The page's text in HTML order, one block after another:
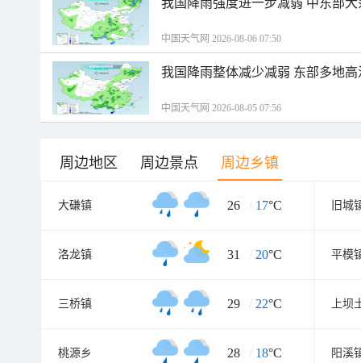
我国降雨强度进一步减弱 中东部
中国天气网 2026-08-06 07:50
我国降雨整体减少减弱 东部多地
中国天气网 2026-08-05 07:56
周边地区 周边景点 周边乡镇
大磏镇 26 / 17°C 旧城
洛龙镇 31 / 20°C 平模
三桥镇 29 / 22°C 上坝
桃源乡 28 / 18°C 阳溪